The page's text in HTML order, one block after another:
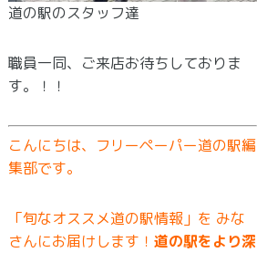
道の駅のスタッフ達
職員一同、ご来店お待ちしておりま
す。！！
こんにちは、フリーペーパー道の駅編
集部です。
「旬なオススメ道の駅情報」を みな
さんにお届けします！ 道の駅をより深